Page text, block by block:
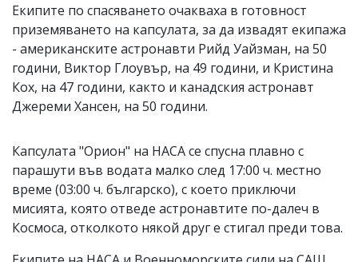
Екипите по спасяването очакваха в готовност
приземяването на капсулата, за да извадят екипажа
- американските астронавти Рийд Уайзман, на 50
години, Виктор Глоувър, на 49 години, и Кристина
Кох, на 47 години, както и канадския астронавт
Джереми Хансен, на 50 години.
Капсулата "Орион" на НАСА се спусна плавно с
парашути във водата малко след 17:00 ч. местно
време (03:00 ч. българско), с което приключи
мисията, която отведе астронавтите по-далеч в
Космоса, отколкото някой друг е стигал преди това.